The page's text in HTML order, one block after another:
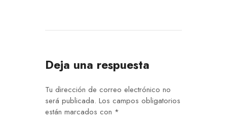
Deja una respuesta
Tu dirección de correo electrónico no
será publicada. Los campos obligatorios
están marcados con *